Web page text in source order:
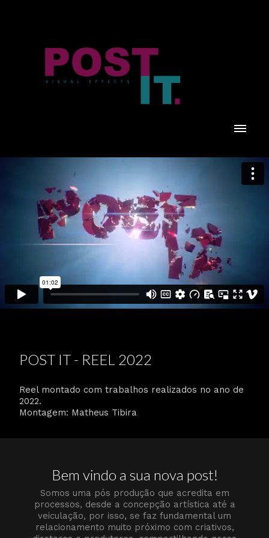
POST IT - REEL 2022
Reel montado com trabalhos realizados no ano de
2022.
Montagem: Matheus Tibira
Bem vindo a sua nova post!
Somos uma pós produção que acredita em
processos, desde a concepção artística até a
veiculação, por isso, se faz fundamental um
relacionamento muito próximo com criativos,